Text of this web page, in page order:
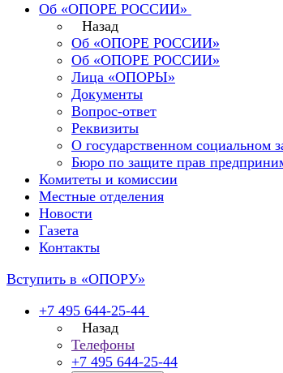
Об «ОПОРЕ РОССИИ»
Назад
Об «ОПОРЕ РОССИИ»
Об «ОПОРЕ РОССИИ»
Лица «ОПОРЫ»
Документы
Вопрос-ответ
Реквизиты
О государственном социальном
Бюро по защите прав
Комитеты и комиссии
Местные отделения
Новости
Газета
Контакты
Вступить в «ОПОРУ»
+7 495 644-25-44
Назад
Телефоны
+7 495 644-25-44